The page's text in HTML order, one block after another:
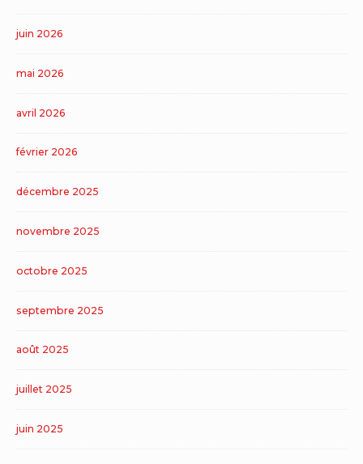
juin 2026
mai 2026
avril 2026
février 2026
décembre 2025
novembre 2025
octobre 2025
septembre 2025
août 2025
juillet 2025
juin 2025